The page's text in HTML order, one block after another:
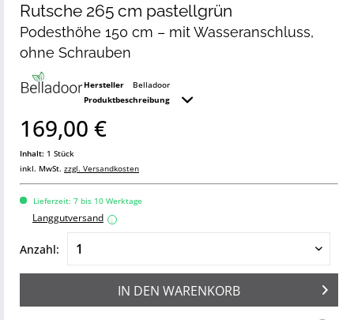
Rutsche 265 cm pastellgrün
Podesthöhe 150 cm – mit Wasseranschluss,
ohne Schrauben
Hersteller
Belladoor
Produktbeschreibung
169,00 €
Inhalt: 1 Stück
inkl. MwSt. zzgl. Versandkosten
Lieferzeit: 7 bis 10 Werktage
Langgutversand i
Anzahl:
IN DEN WARENKORB